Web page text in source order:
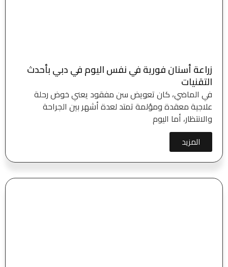
زراعة أسنان فورية في نفس اليوم في دبي بأحدث
التقنيات
في الماضي، كان تعويض سن مفقود يعني خوض رحلة
علاجية معقدة ومؤلمة تمتد لعدة أشهر بين الجراحة
والانتظار، أما اليوم
المزيد